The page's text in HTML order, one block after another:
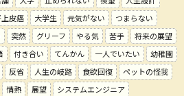
皮癌 大学生 元気がない
つまらない
突然 グリーフ やる気 苦手
将来の展望
付き合い てんかん 一人でいたい
幼稚園
反省 人生の岐路 食欲回復
ペットの怪我
情熱 展望
システムエンジニア